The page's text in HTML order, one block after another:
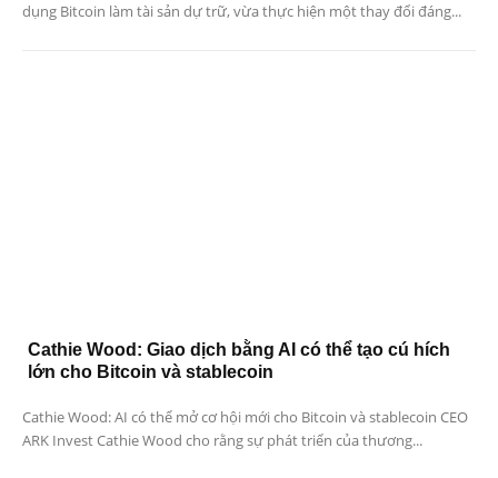
dụng Bitcoin làm tài sản dự trữ, vừa thực hiện một thay đổi đáng...
Cathie Wood: Giao dịch bằng AI có thể tạo cú hích
lớn cho Bitcoin và stablecoin
Cathie Wood: AI có thể mở cơ hội mới cho Bitcoin và stablecoin CEO
ARK Invest Cathie Wood cho rằng sự phát triển của thương...